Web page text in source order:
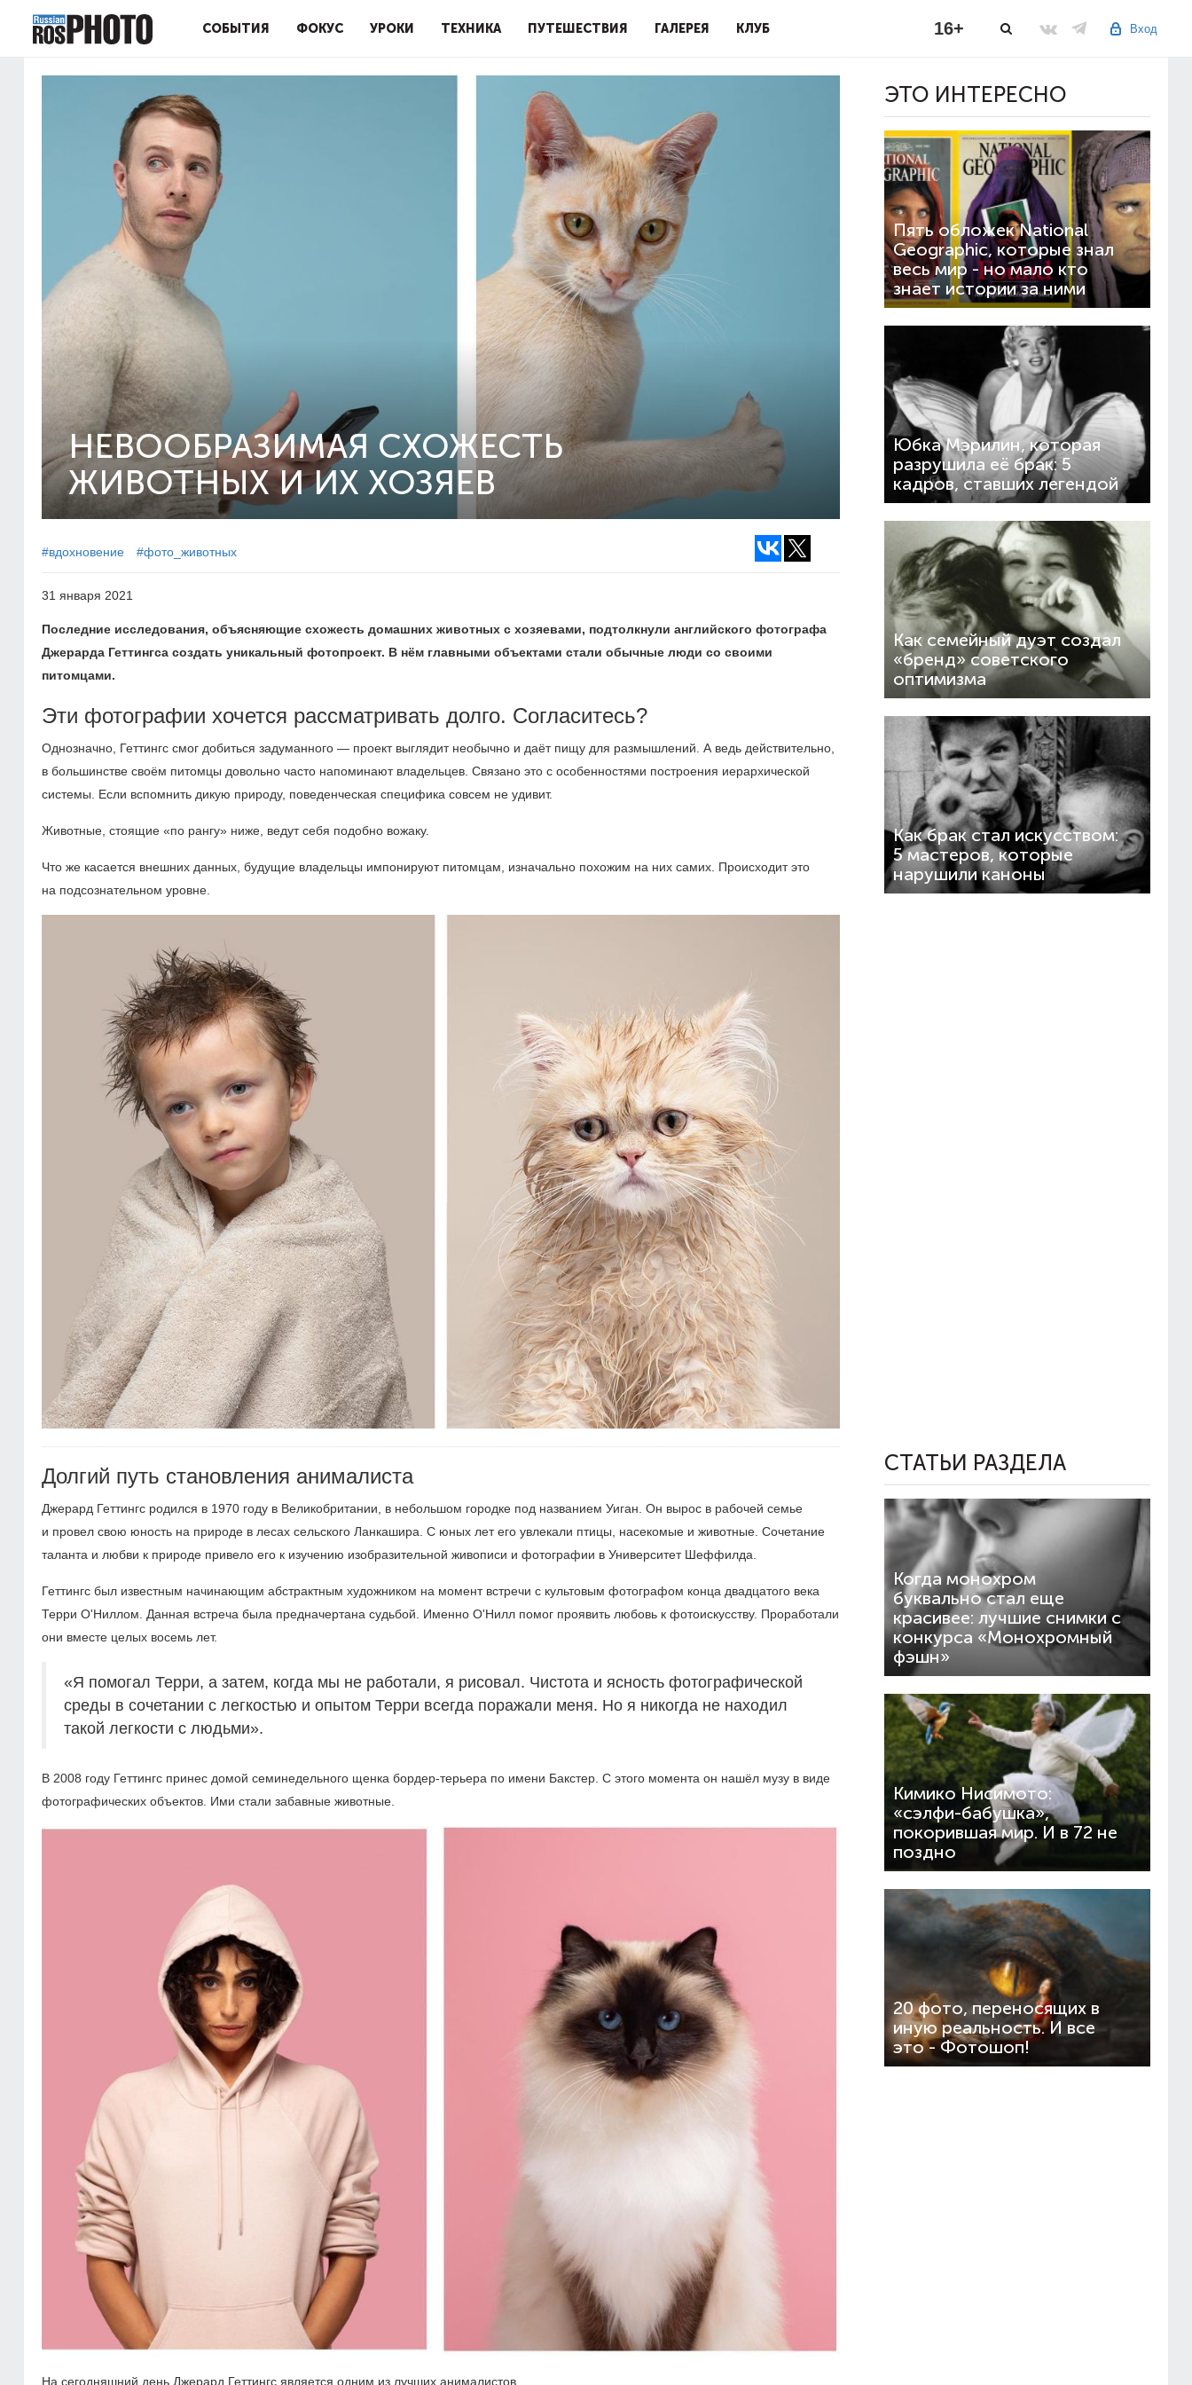
СОБЫТИЯ ФОКУС УРОКИ ТЕХНИКА ПУТЕШЕСТВИЯ ГАЛЕРЕЯ КЛУБ Вход
16+
НЕВООБРАЗИМАЯ СХОЖЕСТЬ
ЖИВОТНЫХ И ИХ ХОЗЯЕВ
#вдохновение #фото_животных
31 января 2021
Последние исследования, объясняющие схожесть домашних животных с хозяевами, подтолкнули английского фотографа
Джерарда Геттингса создать уникальный фотопроект. В нём главными объектами стали обычные люди со своими
питомцами.
Эти фотографии хочется рассматривать долго. Согласитесь?
Однозначно, Геттингс смог добиться задуманного — проект выглядит необычно и даёт пищу для размышлений. А ведь действительно,
в большинстве своём питомцы довольно часто напоминают владельцев. Связано это с особенностями построения иерархической
системы. Если вспомнить дикую природу, поведенческая специфика совсем не удивит.
Животные, стоящие «по рангу» ниже, ведут себя подобно вожаку.
Что же касается внешних данных, будущие владельцы импонируют питомцам, изначально похожим на них самих. Происходит это
на подсознательном уровне.
Долгий путь становления анималиста
Джерард Геттингс родился в 1970 году в Великобритании, в небольшом городке под названием Уиган. Он вырос в рабочей семье
и провел свою юность на природе в лесах сельского Ланкашира. С юных лет его увлекали птицы, насекомые и животные. Сочетание
таланта и любви к природе привело его к изучению изобразительной живописи и фотографии в Университет Шеффилда.
Геттингс был известным начинающим абстрактным художником на момент встречи с культовым фотографом конца двадцатого века
Терри О'Ниллом. Данная встреча была предначертана судьбой. Именно О'Нилл помог проявить любовь к фотоискусству. Проработали
они вместе целых восемь лет.
«Я помогал Терри, а затем, когда мы не работали, я рисовал. Чистота и ясность фотографической
среды в сочетании с легкостью и опытом Терри всегда поражали меня. Но я никогда не находил
такой легкости с людьми».
В 2008 году Геттингс принес домой семинедельного щенка бордер-терьера по имени Бакстер. С этого момента он нашёл музу в виде
фотографических объектов. Ими стали забавные животные.
На сегодняшний день Джерард Геттингс является одним из лучших анималистов.
ЭТО ИНТЕРЕСНО
Пять обложек National
Geographic, которые знал
весь мир - но мало кто
знает истории за ними
Юбка Мэрилин, которая
разрушила её брак: 5
кадров, ставших легендой
Как семейный дуэт создал
«бренд» советского
оптимизма
Как брак стал искусством:
5 мастеров, которые
нарушили каноны
СТАТЬИ РАЗДЕЛА
Когда монохром
буквально стал еще
красивее: лучшие снимки с
конкурса «Монохромный
фэшн»
Кимико Нисимото:
«сэлфи-бабушка»,
покорившая мир. И в 72 не
поздно
20 фото, переносящих в
иную реальность. И все
это - Фотошоп!